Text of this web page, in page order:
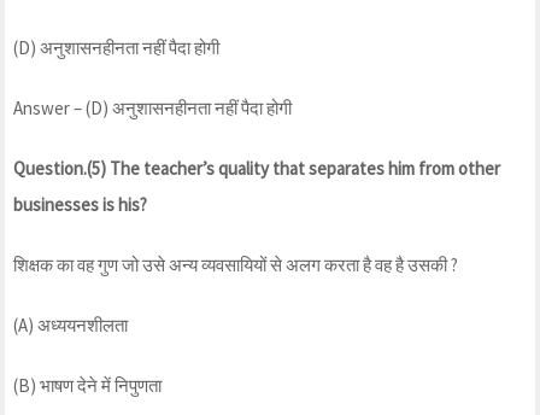
(D) अनुशासनहीनता नहीं पैदा होगी
Answer – (D) अनुशासनहीनता नहीं पैदा होगी
Question.(5) The teacher’s quality that separates him from other
businesses is his?
शिक्षक का वह गुण जो उसे अन्य व्यवसायियों से अलग करता है वह है उसकी ?
(A) अध्ययनशीलता
(B) भाषण देने में निपुणता